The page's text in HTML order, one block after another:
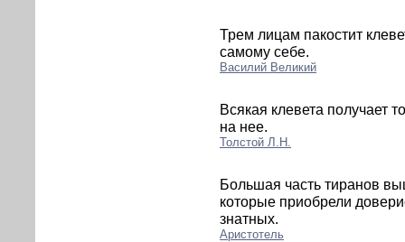
Трем лицам пакостит
самому себе.
Василий Великий
Всякая клевета получает
на нее.
Толстой Л.Н.
Большая часть тиранов
которые приобрели
знатных.
Аристотель